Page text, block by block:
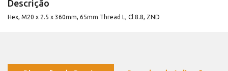
Descrição
Hex, M20 x 2.5 x 360mm, 65mm Thread L, Cl 8.8, ZND